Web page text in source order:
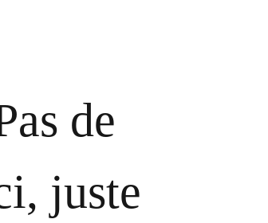
de
juste